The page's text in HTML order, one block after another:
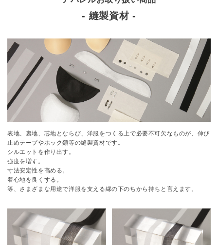
縫製資材
表地、裏地、芯地とならび、洋服をつくる上で必要不可欠なものが、伸び
止めテープやホック類等の縫製資材です。
シルエットを作り出す。
強度を増す。
寸法安定性を高める。
着心地を良くする。
等、さまざまな用途で洋服を支える縁の下のちから持ちと言えます。